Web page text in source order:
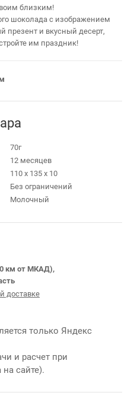
близким!
шоколада с изображением
презент и вкусный десерт,
им праздник!
70г
12 месяцев
110 х 135 х 10
Без ограничений
Молочный
км от МКАД),
доставке
только Яндекс
и расчет при
сайте).